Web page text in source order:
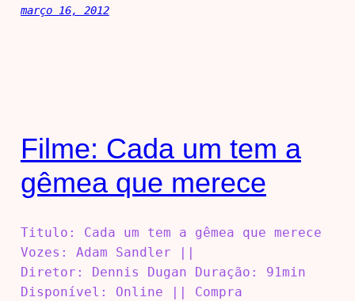
março 16, 2012
Filme: Cada um tem a
gêmea que merece
Titulo: Cada um tem a gêmea que merece
Vozes: Adam Sandler ||
Diretor: Dennis Dugan Duração: 91min
Disponível: Online || Compra